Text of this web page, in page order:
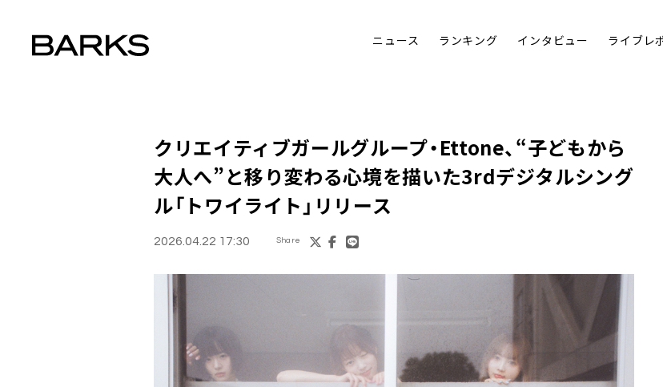
ニュース ランキング インタビュー ライブレ
クリエイティブガールグループ・Ettone、“子どもから
大人へ”と移り変わる心境を描いた3rdデジタルシング
ル「トワイライト」リリース
2026.04.22 17:30 Share